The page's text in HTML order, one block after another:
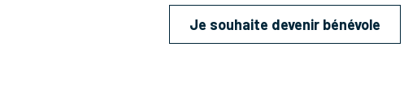
Je souhaite devenir bénévole